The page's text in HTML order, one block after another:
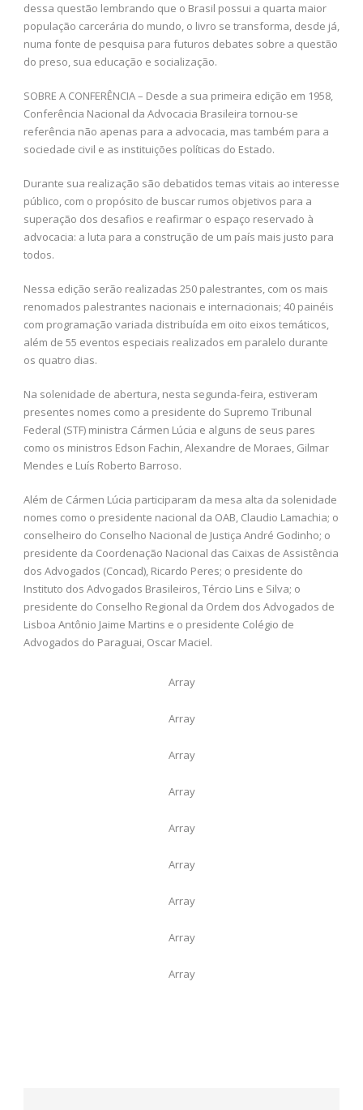
dessa questão lembrando que o Brasil possui a quarta maior
população carcerária do mundo, o livro se transforma, desde já,
numa fonte de pesquisa para futuros debates sobre a questão
do preso, sua educação e socialização.
SOBRE A CONFERÊNCIA – Desde a sua primeira edição em 1958,
Conferência Nacional da Advocacia Brasileira tornou-se
referência não apenas para a advocacia, mas também para a
sociedade civil e as instituições políticas do Estado.
Durante sua realização são debatidos temas vitais ao interesse
público, com o propósito de buscar rumos objetivos para a
superação dos desafios e reafirmar o espaço reservado à
advocacia: a luta para a construção de um país mais justo para
todos.
Nessa edição serão realizadas 250 palestrantes, com os mais
renomados palestrantes nacionais e internacionais; 40 painéis
com programação variada distribuída em oito eixos temáticos,
além de 55 eventos especiais realizados em paralelo durante
os quatro dias.
Na solenidade de abertura, nesta segunda-feira, estiveram
presentes nomes como a presidente do Supremo Tribunal
Federal (STF) ministra Cármen Lúcia e alguns de seus pares
como os ministros Edson Fachin, Alexandre de Moraes, Gilmar
Mendes e Luís Roberto Barroso.
Além de Cármen Lúcia participaram da mesa alta da solenidade
nomes como o presidente nacional da OAB, Claudio Lamachia; o
conselheiro do Conselho Nacional de Justiça André Godinho; o
presidente da Coordenação Nacional das Caixas de Assistência
dos Advogados (Concad), Ricardo Peres; o presidente do
Instituto dos Advogados Brasileiros, Tércio Lins e Silva; o
presidente do Conselho Regional da Ordem dos Advogados de
Lisboa Antônio Jaime Martins e o presidente Colégio de
Advogados do Paraguai, Oscar Maciel.
Array
Array
Array
Array
Array
Array
Array
Array
Array